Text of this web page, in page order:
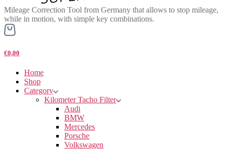
Mileage Correction Tool from Germany that allows to stop mileage,
while in motion, with simple key combinations.
€0,00
Home
Shop
Category
Kilometer Tacho Filter
Audi
BMW
Mercedes
Porsche
Volkswagen